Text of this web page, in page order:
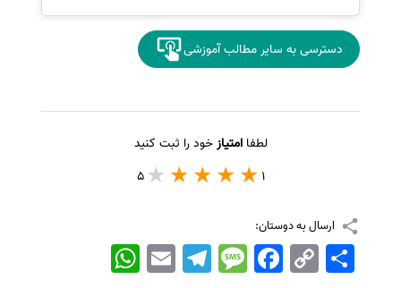
دسترسی به سایر مطالب آموزشی
لطفاامتیازخود را ثبت کنید
1
5
ارسال به دوستان:
WhatsApp EmailTelegramMessageFacebook Copy
Link
اشتراک